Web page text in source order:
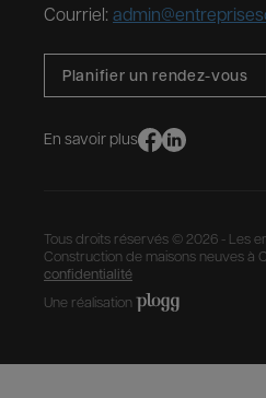
Courriel:
Planifier un rendez-vous
En savoir plus
Tous droits réservés © 2026 - Les
Construction de maisons neuves à
confidentialité
Une réalisation